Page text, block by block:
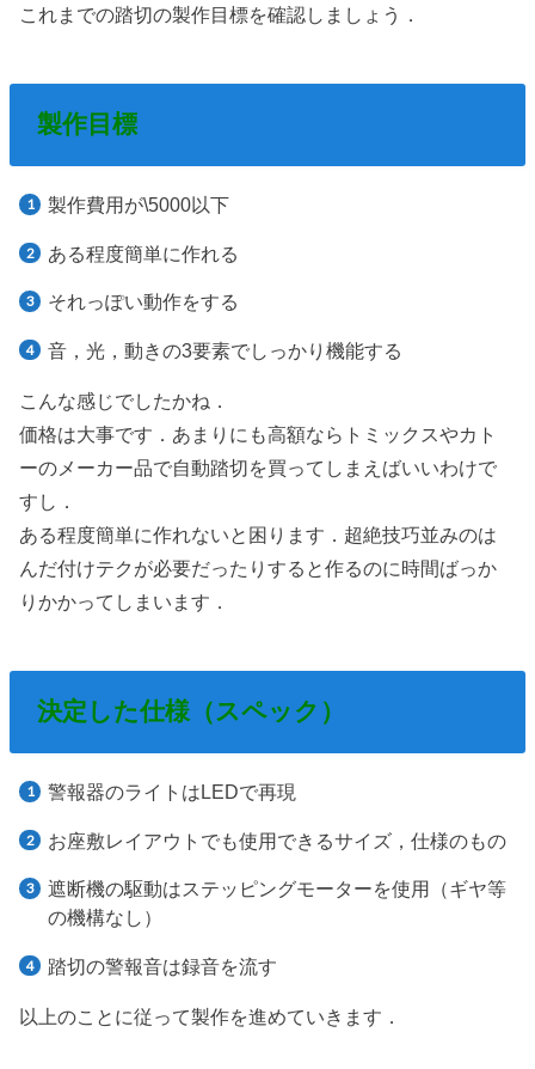
これまでの踏切の製作目標を確認しましょう．
製作目標
製作費用が\5000以下
ある程度簡単に作れる
それっぽい動作をする
音，光，動きの3要素でしっかり機能する
こんな感じでしたかね．
価格は大事です．あまりにも高額ならトミックスやカト
ーのメーカー品で自動踏切を買ってしまえばいいわけで
すし．
ある程度簡単に作れないと困ります．超絶技巧並みのは
んだ付けテクが必要だったりすると作るのに時間ばっか
りかかってしまいます．
決定した仕様（スペック）
警報器のライトはLEDで再現
お座敷レイアウトでも使用できるサイズ，仕様のもの
遮断機の駆動はステッピングモーターを使用（ギヤ等
の機構なし）
踏切の警報音は録音を流す
以上のことに従って製作を進めていきます．